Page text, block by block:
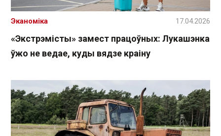
«Экстрэмісты» замест працоўных: Лукашэнка
ўжо не ведае, куды вядзе краіну
Эканоміка 17.04.2026